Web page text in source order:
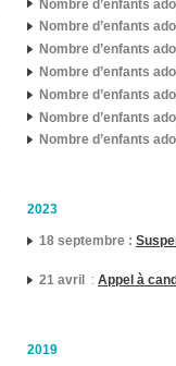
Nombre d’enfants
Nombre d’enfants
Nombre d’enfants
Nombre d’enfants
Nombre d’enfants
Nombre d’enfants
Nombre d’enfants
2023
18 septembre :
21 avril : Appel à
2019